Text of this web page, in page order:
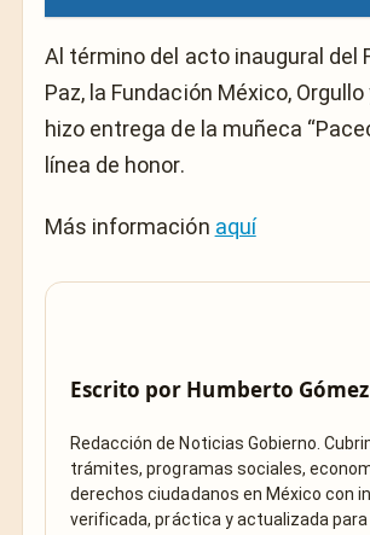
Al término del acto inaugural del
Paz, la Fundación México,
hizo entrega de la muñeca
línea de honor.
Más información aquí
Escrito por Humberto Gómez
Redacción de Noticias Gobierno.
trámites, programas sociales,
derechos ciudadanos en México con
verificada, práctica y actualizada para